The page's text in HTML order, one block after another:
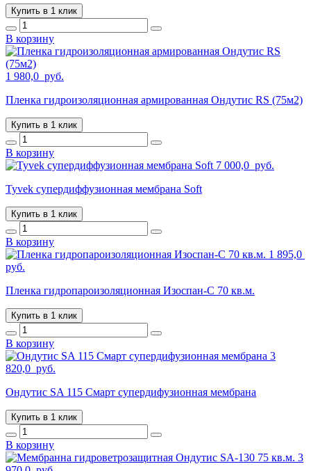
Купить в 1 клик
В корзину
1 980,0 руб.
Пленка гидроизоляционная армированная Ондутис RS (75м2)
Купить в 1 клик
В корзину
7 000,0 руб.
Tyvek супердиффузионная мембрана Soft
Купить в 1 клик
В корзину
1 895,0
руб.
Пленка гидропароизоляционная Изоспан-С 70 кв.м.
Купить в 1 клик
В корзину
3
820,0 руб.
Ондутис SA 115 Смарт супердифузионная мембрана
Купить в 1 клик
В корзину
3